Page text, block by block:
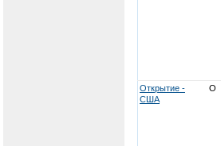
Открытие -
США
О